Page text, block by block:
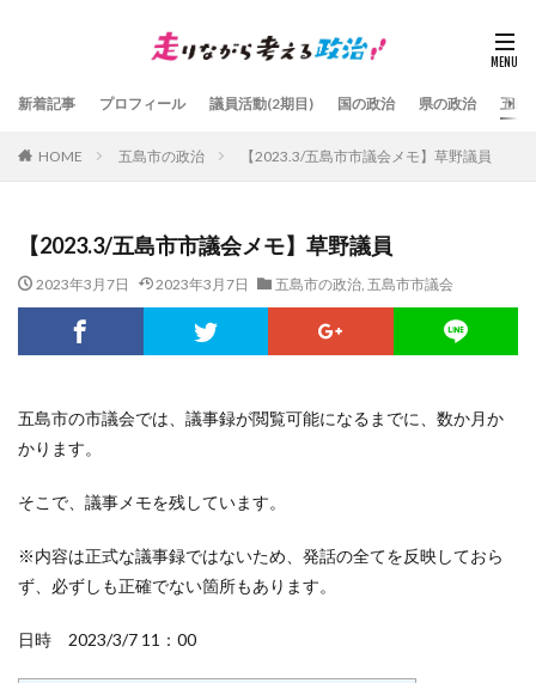
新着記事 プロフィール 議員活動(2期目) 国の政治 県の政治 五島
HOME 五島市の政治 【2023.3/五島市市議会メモ】草野議員
【2023.3/五島市市議会メモ】草野議員
2023年3月7日 2023年3月7日 五島市の政治, 五島市市議会
五島市の市議会では、議事録が閲覧可能になるまでに、数か月か
かります。
そこで、議事メモを残しています。
※内容は正式な議事録ではないため、発話の全てを反映しておら
ず、必ずしも正確でない箇所もあります。
日時 2023/3/7 11：00